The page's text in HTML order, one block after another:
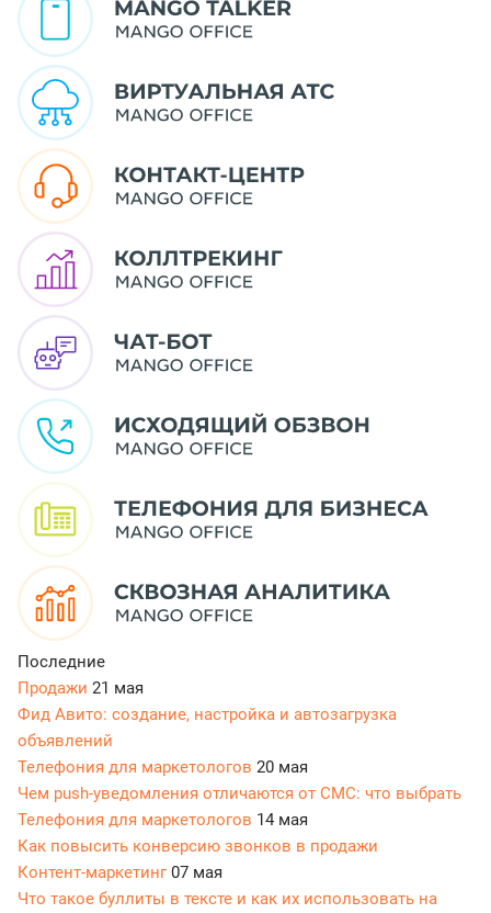
Последние
Продажи 21 мая
Фид Авито: создание, настройка и автозагрузка
объявлений
Телефония для маркетологов 20 мая
Чем push-уведомления отличаются от СМС: что выбрать
Телефония для маркетологов 14 мая
Как повысить конверсию звонков в продажи
Контент-маркетинг07 мая
Что такое буллиты в тексте и как их использовать на